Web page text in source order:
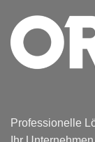
Professionelle